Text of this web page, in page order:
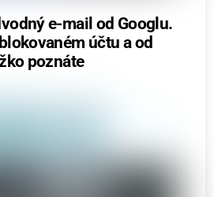
e-mail od Googlu.
účtu a od
poznáte